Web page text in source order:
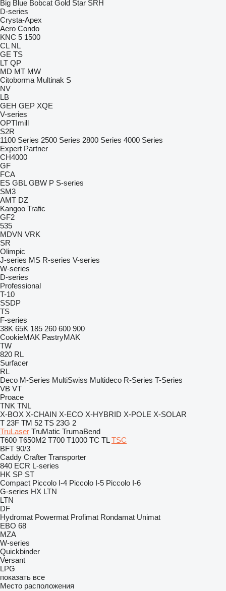
Big Blue Bobcat Gold Star SRH
D-series
Crysta-Apex
Aero Condo
KNC 5 1500
CL NL
GE TS
LT QP
MD MT MW
Citoborma Multinak S
NV
LB
GEH GEP XQE
V-series
OPTImill
S2R
1100 Series 2500 Series 2800 Series 4000 Series
Expert Partner
CH4000
GF
FCA
ES GBL GBW P S-series
SM3
AMT DZ
Kangoo Trafic
GF2
535
MDVN VRK
SR
Olimpic
J-series MS R-series V-series
W-series
D-series
Professional
T-10
SSDP
TS
F-series
38K 65K 185 260 600 900
CookieMAK PastryMAK
TW
820 RL
Surfacer
RL
Deco M-Series MultiSwiss Multideco R-Series T-Series
VB VT
Proace
TNK TNL
X-BOX X-CHAIN X-ECO X-HYBRID X-POLE X-SOLAR
T 23F TM 52 TS 23G 2
TruLaser TruMatic TrumaBend
T600 T650M2 T700 T1000 TC TL TSC
BFT 90/3
Caddy Crafter Transporter
840 ECR L-series
HK SP ST
Compact Piccolo I-4 Piccolo I-5 Piccolo I-6
G-series HX LTN
LTN
DF
Hydromat Powermat Profimat Rondamat Unimat
EBO 68
MZA
W-series
Quickbinder
Versant
LPG
показать все
Место расположения